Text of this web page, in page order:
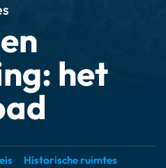
het
Historische ruimtes